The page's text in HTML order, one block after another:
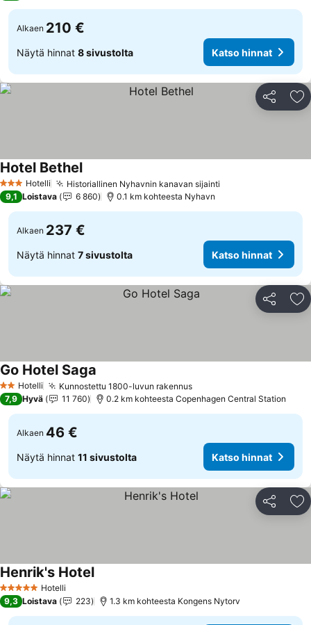
Alkaen 210 €
Näytä hinnat 8 sivustolta Katso hinnat
Jaa
3 Tähtiluokitus
Hotelli Historiallinen Nyhavnin kanavan sijainti
Hotel Bethel
9,1 Loistava 6 860 0.1 km kohteesta Nyhavn
Alkaen 237 €
Näytä hinnat 7 sivustolta Katso hinnat
Jaa
2 Tähtiluokitus
Hotelli Kunnostettu 1800-luvun rakennus
Go Hotel Saga
7,9 Hyvä 11 760 0.2 km kohteesta Copenhagen Central Station
Alkaen 46 €
Näytä hinnat 11 sivustolta Katso hinnat
Jaa
5 Tähtiluokitus
Hotelli
Henrik's Hotel
9,3 Loistava 223 1.3 km kohteesta Kongens Nytorv